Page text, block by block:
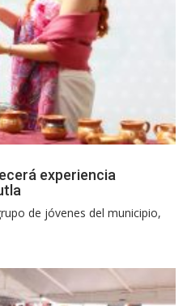
experiencia
de jóvenes del municipio,